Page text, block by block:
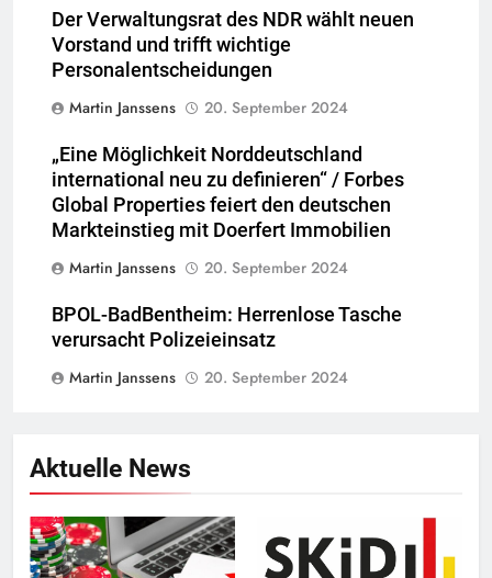
Der Verwaltungsrat des NDR wählt neuen
Vorstand und trifft wichtige
Personalentscheidungen
Martin Janssens
20. September 2024
„Eine Möglichkeit Norddeutschland
international neu zu definieren“ / Forbes
Global Properties feiert den deutschen
Markteinstieg mit Doerfert Immobilien
Martin Janssens
20. September 2024
BPOL-BadBentheim: Herrenlose Tasche
verursacht Polizeieinsatz
Martin Janssens
20. September 2024
Aktuelle News